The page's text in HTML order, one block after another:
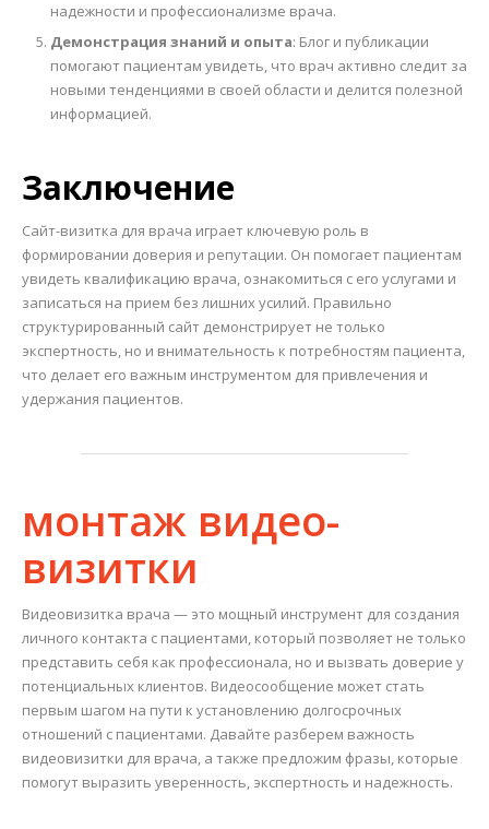
надежности и профессионализме врача.
Демонстрация знаний и опыта: Блог и публикации
помогают пациентам увидеть, что врач активно следит за
новыми тенденциями в своей области и делится полезной
информацией.
Заключение
Сайт-визитка для врача играет ключевую роль в
формировании доверия и репутации. Он помогает пациентам
увидеть квалификацию врача, ознакомиться с его услугами и
записаться на прием без лишних усилий. Правильно
структурированный сайт демонстрирует не только
экспертность, но и внимательность к потребностям пациента,
что делает его важным инструментом для привлечения и
удержания пациентов.
монтаж видео-
визитки
Видеовизитка врача — это мощный инструмент для создания
личного контакта с пациентами, который позволяет не только
представить себя как профессионала, но и вызвать доверие у
потенциальных клиентов. Видеосообщение может стать
первым шагом на пути к установлению долгосрочных
отношений с пациентами. Давайте разберем важность
видеовизитки для врача, а также предложим фразы, которые
помогут выразить уверенность, экспертность и надежность.